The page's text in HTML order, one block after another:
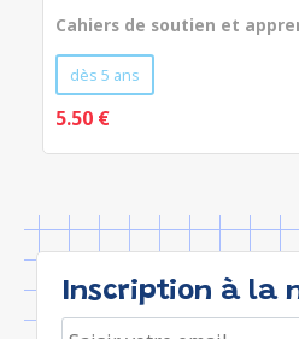
Cahiers de soutien et
dès 5 ans
5.50 €
Inscription à la